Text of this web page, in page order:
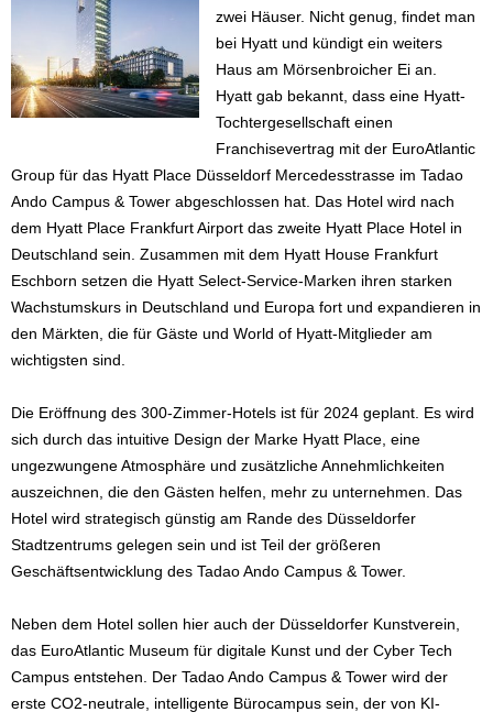
zwei Häuser. Nicht genug, findet man
bei Hyatt und kündigt ein weiters
Haus am Mörsenbroicher Ei an.
Hyatt gab bekannt, dass eine Hyatt-
Tochtergesellschaft einen
Franchisevertrag mit der EuroAtlantic
Group für das Hyatt Place Düsseldorf Mercedesstrasse im Tadao
Ando Campus & Tower abgeschlossen hat. Das Hotel wird nach
dem Hyatt Place Frankfurt Airport das zweite Hyatt Place Hotel in
Deutschland sein. Zusammen mit dem Hyatt House Frankfurt
Eschborn setzen die Hyatt Select-Service-Marken ihren starken
Wachstumskurs in Deutschland und Europa fort und expandieren in
den Märkten, die für Gäste und World of Hyatt-Mitglieder am
wichtigsten sind.
Die Eröffnung des 300-Zimmer-Hotels ist für 2024 geplant. Es wird
sich durch das intuitive Design der Marke Hyatt Place, eine
ungezwungene Atmosphäre und zusätzliche Annehmlichkeiten
auszeichnen, die den Gästen helfen, mehr zu unternehmen. Das
Hotel wird strategisch günstig am Rande des Düsseldorfer
Stadtzentrums gelegen sein und ist Teil der größeren
Geschäftsentwicklung des Tadao Ando Campus & Tower.
Neben dem Hotel sollen hier auch der Düsseldorfer Kunstverein,
das EuroAtlantic Museum für digitale Kunst und der Cyber Tech
Campus entstehen. Der Tadao Ando Campus & Tower wird der
erste CO2-neutrale, intelligente Bürocampus sein, der von KI-